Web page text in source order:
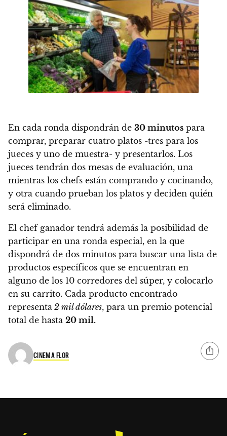
En cada ronda dispondrán de 30 minutos para
comprar, preparar cuatro platos -tres para los
jueces y uno de muestra- y presentarlos. Los
jueces tendrán dos mesas de evaluación, una
mientras los chefs están comprando y cocinando,
y otra cuando prueban los platos y deciden quién
será eliminado.
El chef ganador tendrá además la posibilidad de
participar en una ronda especial, en la que
dispondrá de dos minutos para buscar una lista de
productos específicos que se encuentran en
alguno de los 10 corredores del súper, y colocarlo
en su carrito. Cada producto encontrado
representa 2 mil dólares, para un premio potencial
total de hasta 20 mil.
CINEMA FLOR